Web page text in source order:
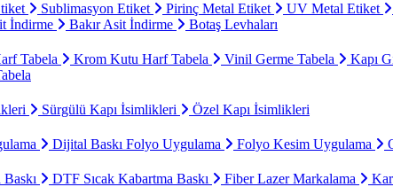
Sublimasyon Etiket Pirinç Metal Etiket UV Metal Etiket
İndirme Bakır Asit İndirme Botaş Levhaları
Tabela Krom Kutu Harf Tabela Vinil Germe Tabela Kapı
Sürgülü Kapı İsimlikleri Özel Kapı İsimlikleri
Dijital Baskı Folyo Uygulama Folyo Kesim Uygulama
DTF Sıcak Kabartma Baskı Fiber Lazer Markalama